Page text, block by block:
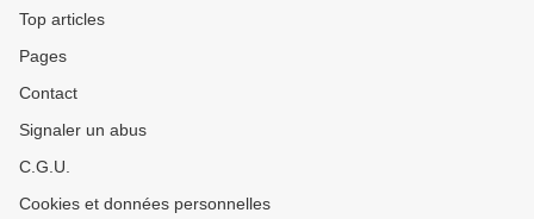
Top articles
Pages
Contact
Signaler un abus
C.G.U.
Cookies et données personnelles